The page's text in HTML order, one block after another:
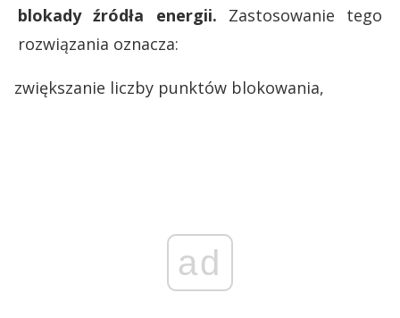
blokady źródła energii. Zastosowanie tego
rozwiązania oznacza:
zwiększanie liczby punktów blokowania,
ad